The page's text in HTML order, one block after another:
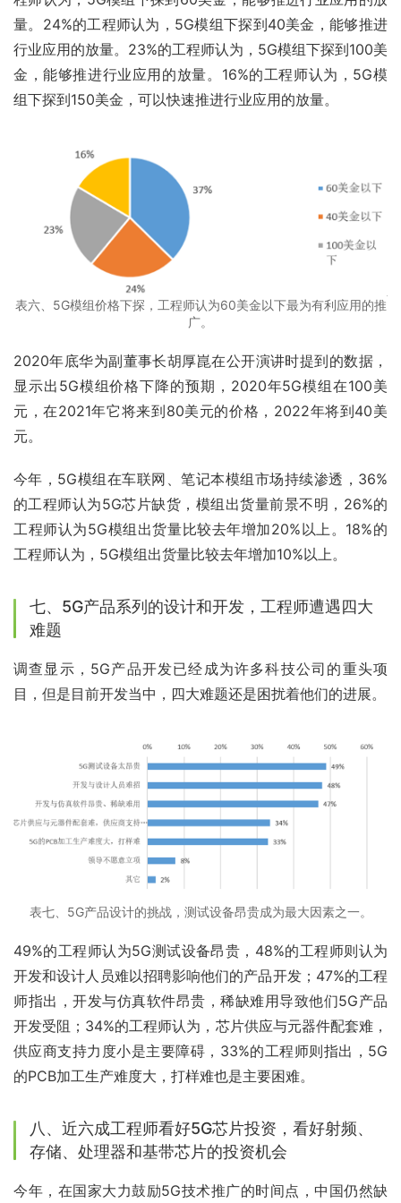
量。24%的工程师认为，5G模组下探到40美金，能够推进
行业应用的放量。23%的工程师认为，5G模组下探到100美
金，能够推进行业应用的放量。16%的工程师认为，5G模
组下探到150美金，可以快速推进行业应用的放量。
表六、5G模组价格下探，工程师认为60美金以下最为有利应用的推
广。
2020年底华为副董事长胡厚崑在公开演讲时提到的数据，
显示出5G模组价格下降的预期，2020年5G模组在100美
元，在2021年它将来到80美元的价格，2022年将到40美
元。
今年，5G模组在车联网、笔记本模组市场持续渗透，36%
的工程师认为5G芯片缺货，模组出货量前景不明，26%的
工程师认为5G模组出货量比较去年增加20%以上。18%的
工程师认为，5G模组出货量比较去年增加10%以上。
七、5G产品系列的设计和开发，工程师遭遇四大
难题
调查显示，5G产品开发已经成为许多科技公司的重头项
目，但是目前开发当中，四大难题还是困扰着他们的进展。
表七、5G产品设计的挑战，测试设备昂贵成为最大因素之一。
49%的工程师认为5G测试设备昂贵，48%的工程师则认为
开发和设计人员难以招聘影响他们的产品开发；47%的工程
师指出，开发与仿真软件昂贵，稀缺难用导致他们5G产品
开发受阻；34%的工程师认为，芯片供应与元器件配套难，
供应商支持力度小是主要障碍，33%的工程师则指出，5G
的PCB加工生产难度大，打样难也是主要困难。
八、近六成工程师看好5G芯片投资，看好射频、
存储、处理器和基带芯片的投资机会
今年，在国家大力鼓励5G技术推广的时间点，中国仍然缺